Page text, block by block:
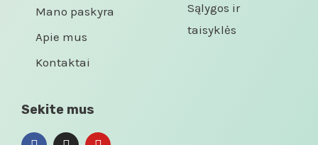
Mano paskyra
Apie mus
Kontaktai
Sąlygos ir
taisyklės
Sekite mus